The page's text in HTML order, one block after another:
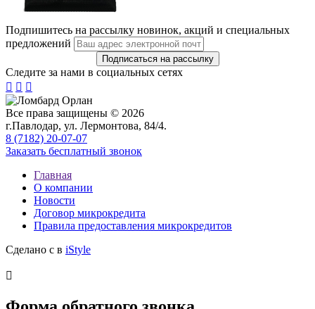
Подпишитесь на рассылку новинок, акций и специальных
предложений
Следите за нами в социальных сетях
  
Все права защищены © 2026
г.Павлодар, ул. Лермонтова, 84/4.
8 (7182) 20-07-07
Заказать бесплатный звонок
Главная
О компании
Новости
Договор микрокредита
Правила предоставления микрокредитов
Сделано с в iStyle
